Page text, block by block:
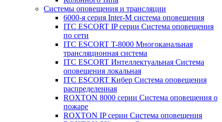
Системы оповещения и трансляции
6000-я серия Inter-M система оповещения
ITC ESCORT IP серии Система оповещения
по сети
ITC ESCORT T-8000 Многоканальная
трансляционная система
ITC ESCORT Интеллектуальная Система
оповещения локальная
ITC ESCORT Кибер Система оповещения
распределенная
ROXTON 8000 серии Система оповещения о
пожаре
ROXTON IP серии Система оповещения